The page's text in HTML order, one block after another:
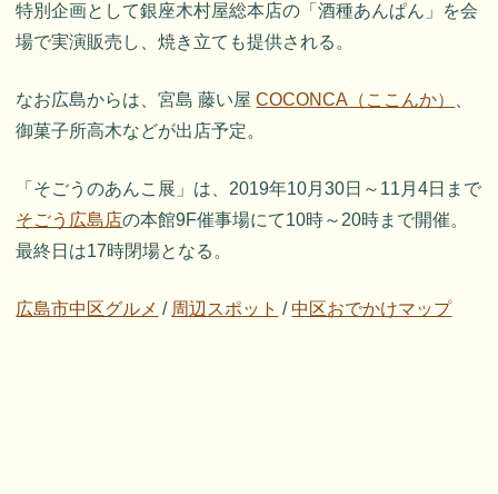
特別企画として銀座木村屋総本店の「酒種あんぱん」を会
場で実演販売し、焼き立ても提供される。
なお広島からは、宮島 藤い屋COCONCA（ここんか）
御菓子所高木などが出店予定。
「そごうのあんこ展」は、2019年10月30日～11月4日まで
そごう広島店の本館9F催事場にて10時～20時まで開催。
最終日は17時閉場となる。
広島市中区グルメ / 周辺スポット /中区おでかけマップ